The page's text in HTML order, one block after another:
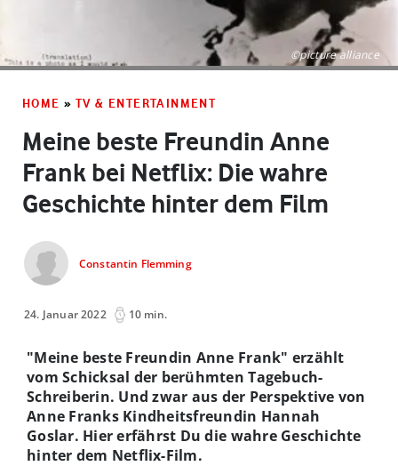
©picture alliance
HOME » TV & ENTERTAINMENT
Meine beste Freundin Anne
Frank bei Netflix: Die wahre
Geschichte hinter dem Film
Constantin Flemming
24. Januar 2022 10 min.
"Meine beste Freundin Anne Frank" erzählt
vom Schicksal der berühmten Tagebuch-
Schreiberin. Und zwar aus der Perspektive von
Anne Franks Kindheitsfreundin Hannah
Goslar. Hier erfährst Du die wahre Geschichte
hinter dem Netflix-Film.